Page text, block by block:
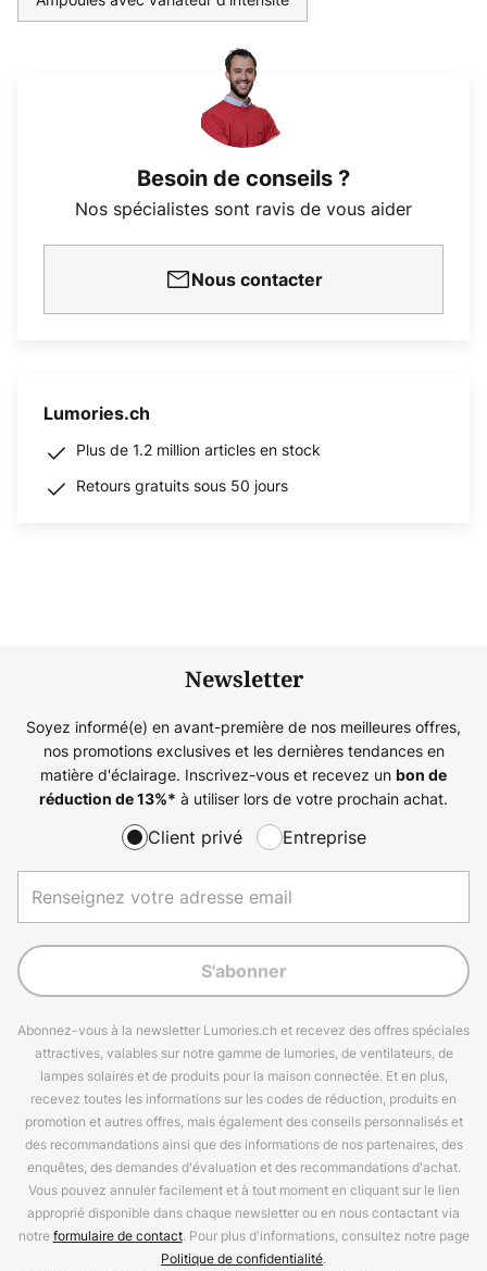
Besoin de conseils ?
Nos spécialistes sont ravis de vous aider
Nous contacter
Lumories.ch
Plus de 1.2 million articles en stock
Retours gratuits sous 50 jours
Newsletter
Soyez informé(e) en avant-première de nos meilleures offres,
nos promotions exclusives et les dernières tendances en
matière d'éclairage. Inscrivez-vous et recevez un bon de
réduction de13%* à utiliser lors de votre prochain achat.
Client privé Entreprise
S'abonner
Abonnez-vous à la newsletter Lumories.ch et recevez des offres spéciales
attractives, valables sur notre gamme de lumories, de ventilateurs, de
lampes solaires et de produits pour la maison connectée. Et en plus,
recevez toutes les informations sur les codes de réduction, produits en
promotion et autres offres, mais également des conseils personnalisés et
des recommandations ainsi que des informations de nos partenaires, des
enquêtes, des demandes d'évaluation et des recommandations d'achat.
Vous pouvez annuler facilement et à tout moment en cliquant sur le lien
approprié disponible dans chaque newsletter ou en nous contactant via
notreformulaire de contact. Pour plus d'informations, consultez notre page
Politique de confidentialité.